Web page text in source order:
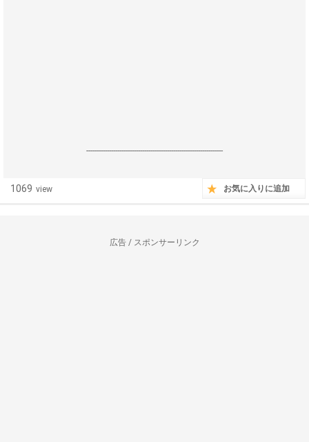
------------------------------------------------------------------
1069 view お気に入りに追加
広告 / スポンサーリンク